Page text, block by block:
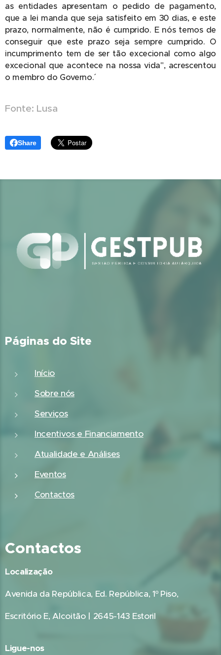
as entidades apresentam o pedido de pagamento,
que a lei manda que seja satisfeito em 30 dias, e este
prazo, normalmente, não é cumprido. E nós temos de
conseguir que este prazo seja sempre cumprido. O
incumprimento tem de ser tão excecional como algo
excecional que acontece na nossa vida", acrescentou
o membro do Governo.´
Fonte: Lusa
Share
Páginas do Site
Início
Sobre nós
Serviços
Incentivos e Financiamento
Atualidade e Análises
Eventos
Contactos
Contactos
Localização
Avenida da República, Ed. República, 1º Piso,
Escritório E, Alcoitão | 2645-143 Estoril
Ligue-nos